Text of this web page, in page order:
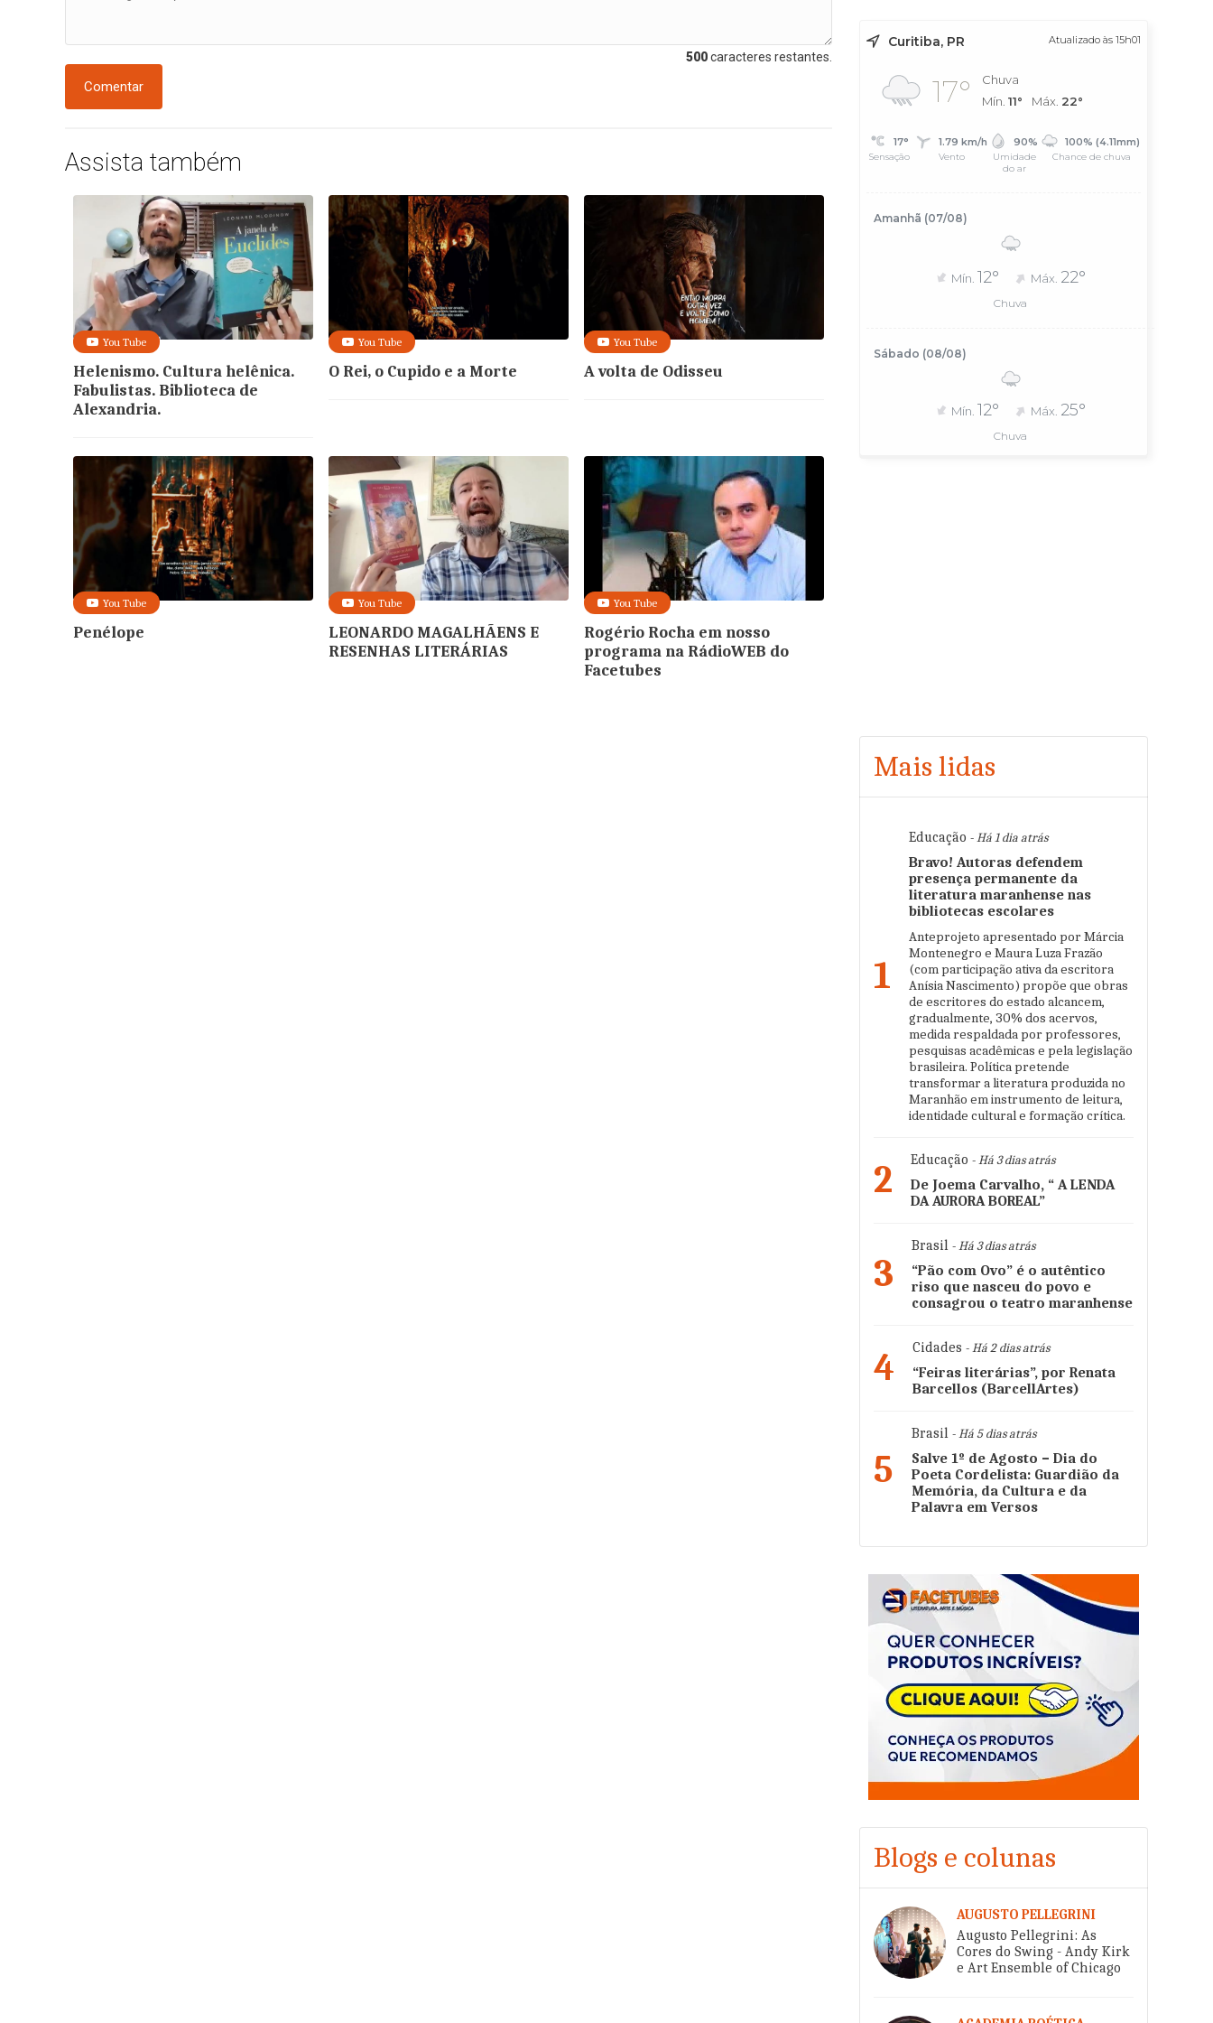
500caracteres restantes.
Comentar
Assista também
You Tube
Helenismo. Cultura helênica.
Fabulistas. Biblioteca de
Alexandria.
You Tube
O Rei, o Cupido e a Morte
You Tube
A volta de Odisseu
You Tube
Penélope
You Tube
LEONARDO MAGALHÃENS E
RESENHAS LITERÁRIAS
You Tube
Rogério Rocha em nosso
programa na RádioWEB do
Facetubes
Curitiba, PR Atualizado às 15h01
17°
Chuva
Mín. 11° Máx. 22°
17°
Sensação
1.79 km/h
Vento
90%
Umidade
do ar
100% (4.11mm)
Chance de chuva
Amanhã (07/08)
Mín. 12° Máx. 22°
Chuva
Sábado (08/08)
Mín. 12° Máx. 25°
Chuva
Mais lidas
1
Educação - Há 1 dia atrás
Bravo! Autoras defendem
presença permanente da
literatura maranhense nas
bibliotecas escolares
Anteprojeto apresentado por Márcia
Montenegro e Maura Luza Frazão
(com participação ativa da escritora
Anísia Nascimento) propõe que obras
de escritores do estado alcancem,
gradualmente, 30% dos acervos,
medida respaldada por professores,
pesquisas acadêmicas e pela legislação
brasileira. Política pretende
transformar a literatura produzida no
Maranhão em instrumento de leitura,
identidade cultural e formação crítica.
2 Educação - Há 3 dias atrás
De Joema Carvalho, “ A LENDA
DA AURORA BOREAL”
3
Brasil - Há 3 dias atrás
“Pão com Ovo” é o autêntico
riso que nasceu do povo e
consagrou o teatro maranhense
4 Cidades - Há 2 dias atrás
“Feiras literárias”, por Renata
Barcellos (BarcellArtes)
5
Brasil - Há 5 dias atrás
Salve 1º de Agosto – Dia do
Poeta Cordelista: Guardião da
Memória, da Cultura e da
Palavra em Versos
Blogs e colunas
AUGUSTO PELLEGRINI
Augusto Pellegrini: As
Cores do Swing - Andy Kirk
e Art Ensemble of Chicago